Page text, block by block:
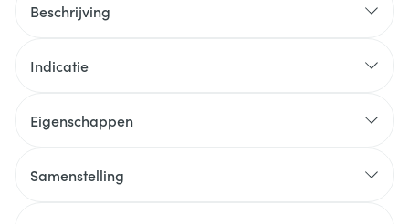
Beschrijving
Indicatie
Eigenschappen
Samenstelling